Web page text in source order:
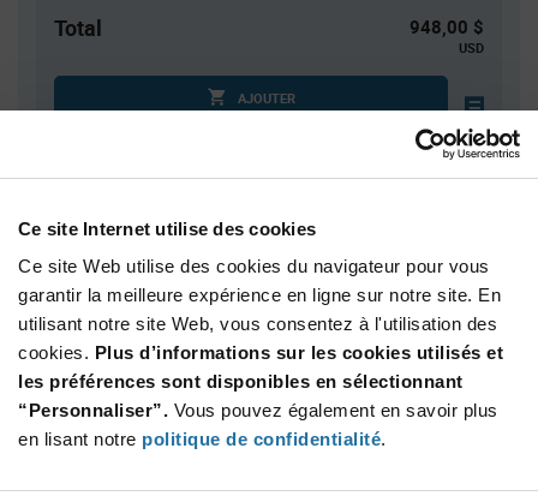
Ce site Internet utilise des cookies
Ce site Web utilise des cookies du navigateur pour vous
garantir la meilleure expérience en ligne sur notre site. En
utilisant notre site Web, vous consentez à l'utilisation des
cookies. Plus d’informations sur les cookies utilisés et
les préférences sont disponibles en sélectionnant
“Personnaliser”. Vous pouvez également en savoir plus
en lisant notre politique de confidentialité.
Total 948,00 $
USD
AJOUTER
d’expédition vers les États-Unis. Une estimation des droits
tarifaires sera dans ce cas calculée au moment du
Quantité Prix unitaire
600+ $1.58
Product
Variant
Information
Emballages disponibles